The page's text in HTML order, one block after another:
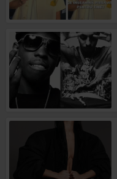
Magic FM